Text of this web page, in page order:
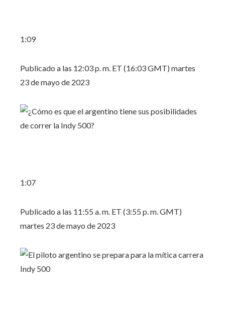
1:09
Publicado a las 12:03 p. m. ET (16:03 GMT) martes
23 de mayo de 2023
1:07
Publicado a las 11:55 a. m. ET (3:55 p. m. GMT)
martes 23 de mayo de 2023